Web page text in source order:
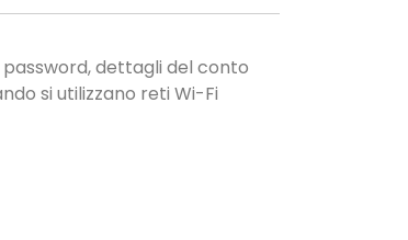
dettagli del conto
si utilizzano reti Wi-Fi